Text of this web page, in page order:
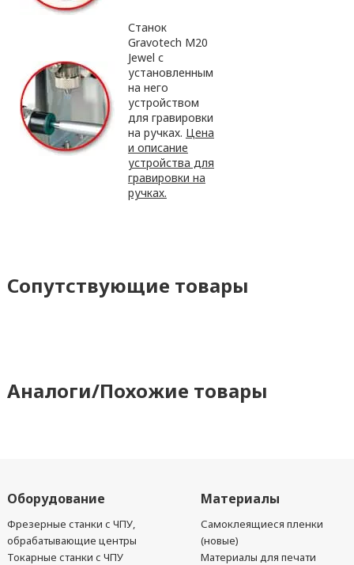
Станок
Gravotech M20
Jewel с
установленным
на него
устройством
для гравировки
на ручках. Цена
и описание
устройства для
гравировки на
ручках.
Сопутствующие товары
Аналоги/Похожие товары
Оборудование
Фрезерные станки с ЧПУ,
обрабатывающие центры
Токарные станки с ЧПУ
Материалы
Самоклеящиеся пленки
(новые)
Материалы для печати